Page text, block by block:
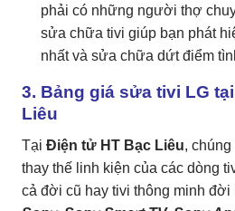
phải có những người thợ
sửa chữa tivi giúp bạn phát
nhất và sửa chữa dứt điểm
3. Bảng giá sửa tivi LG
Liêu
Tại Điện tử HT Bạc Liêu,
thay thế linh kiện của các dòng
cả đời cũ hay tivi thông minh